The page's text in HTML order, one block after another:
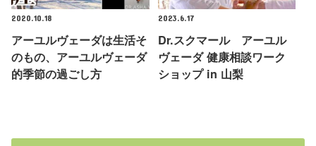
2020.10.18
アーユルヴェーダは生活そ
のもの、アーユルヴェーダ
的季節の過ごし方
2023.6.17
Dr.スクマール アーユル
ヴェーダ 健康相談ワーク
ショップ in 山梨